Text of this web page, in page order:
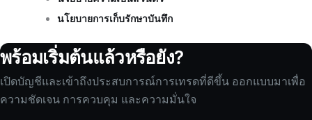
นโยบายการเก็บรักษาบันทึก
พร้อมเริ่มต้นแล้วหรือยัง?
เปิดบัญชีและเข้าถึงประสบการณ์การเทรดที่ดีขึ้น ออกแบบมาเพื่อ
ความชัดเจน การควบคุม และความมั่นใจ